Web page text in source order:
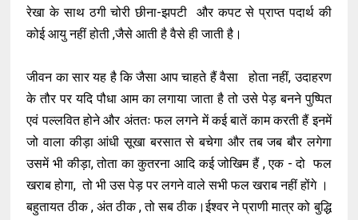
रेखा के साथ ठगी चोरी छीना-झपटी और कपट से प्राप्त पदार्थ की
कोई आयु नहीं होती ,जैसे आती है वैसे ही जाती है।
जीवन का सार यह है कि जैसा आप चाहते हैं वैसा होता नहीं, उदाहरण
के तौर पर यदि पौधा आम का लगाया जाता है तो उसे पेड़ बनने पुष्पित
एवं पल्लवित होने और अंततः फल लगने में कई बातें काम करती हैं इनमें
जो वाला कीड़ा आंधी सूखा बरसात से बचेगा और तब जब बौर लगेगा
उसमें भी कीड़ा, तोता का कुतरना आदि कई जोखिम हैं , एक - दो फल
खराब होगा, तो भी उस पेड़ पर लगने वाले सभी फल खराब नहीं होंगे ।
बहुतायत ठीक , अंत ठीक , तो सब ठीक।ईश्वर ने प्राणी मात्र को बुद्धि